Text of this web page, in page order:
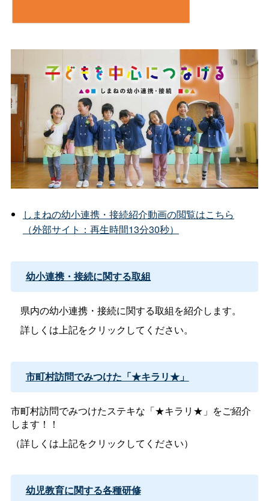
しまねの幼小連携・接続紹介動画の閲覧はこちら
（外部サイト：再生時間13分30秒）
幼小連携・接続に関する取組
県内の幼小連携・接続に関する取組を紹介します。
詳しくは上記をクリックしてください。
市町村訪問でみつけた「★キラリ★」
市町村訪問でみつけたステキな「★キラリ★」をご紹介
します！！
（詳しくは上記をクリックしてください）
幼児教育に関する各種研修